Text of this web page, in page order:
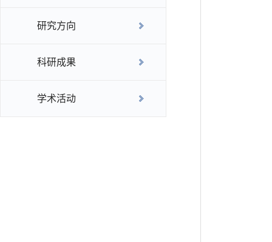
研究方向
科研成果
学术活动